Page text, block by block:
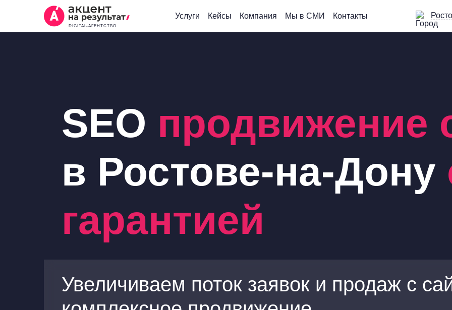
DIGITAL-АГЕНТСТВО
Услуги Кейсы Компания Мы в СМИ Контакты
SEO продвижение
в Ростове-на-Дону
гарантией
Увеличиваем поток заявок и продаж с